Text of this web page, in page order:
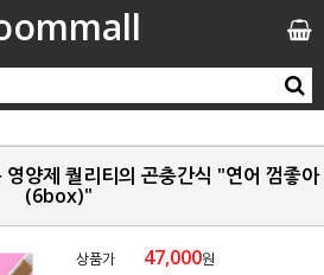
양제 퀄리티의 곤충간식 "연어 껌좋아
(6box)"
상품가 47,000원